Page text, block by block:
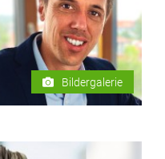
Bildergalerie